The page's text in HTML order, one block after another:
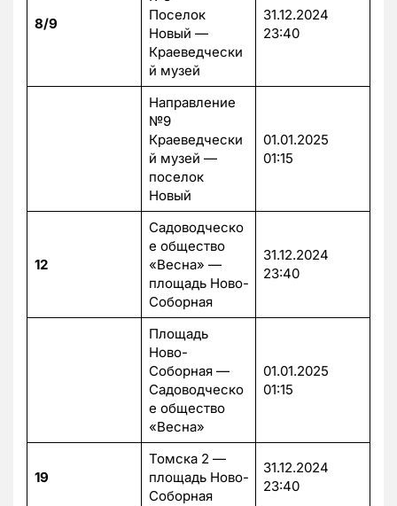
8/9
Поселок
Новый —
Краеведчески
й музей
31.12.2024
23:40
Направление
№9
Краеведчески
й музей —
поселок
Новый
01.01.2025
01:15
12
Садоводческо
е общество
«Весна» —
площадь Ново-
Соборная
31.12.2024
23:40
Площадь
Ново-
Соборная —
Садоводческо
е общество
«Весна»
01.01.2025
01:15
19
Томска 2 —
площадь Ново-
Соборная
31.12.2024
23:40